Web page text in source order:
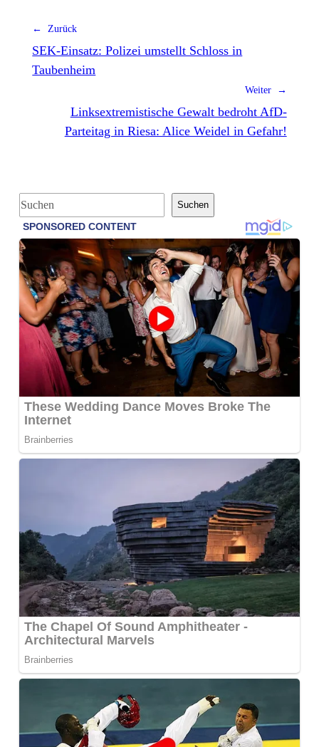
← Zurück
SEK-Einsatz: Polizei umstellt Schloss in
Taubenheim
Weiter →
Linksextremistische Gewalt bedroht AfD-
Parteitag in Riesa: Alice Weidel in Gefahr!
S
u
h
e
n
Suchen